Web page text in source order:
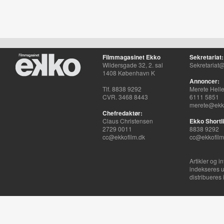
Filmmagasinet Ekko
Wildersgade 32, 2. sal
1408 København K
Tlf. 8838 9292
CVR. 3468 8443
Chefredaktør:
Claus Christensen
2729 0011
cc@ekkofilm.dk
Sekretariat:
Annoncer:
Merete
6111 5851
Ekko
8838 9292
Artikler og
indekseres
distribueres